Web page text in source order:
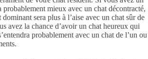
probablement mieux avec un chat décontracté,
sera plus à l’aise avec un chat sûr de
avez la chance d’avoir un chat heureux qui
probablement avec un chat de l’un ou